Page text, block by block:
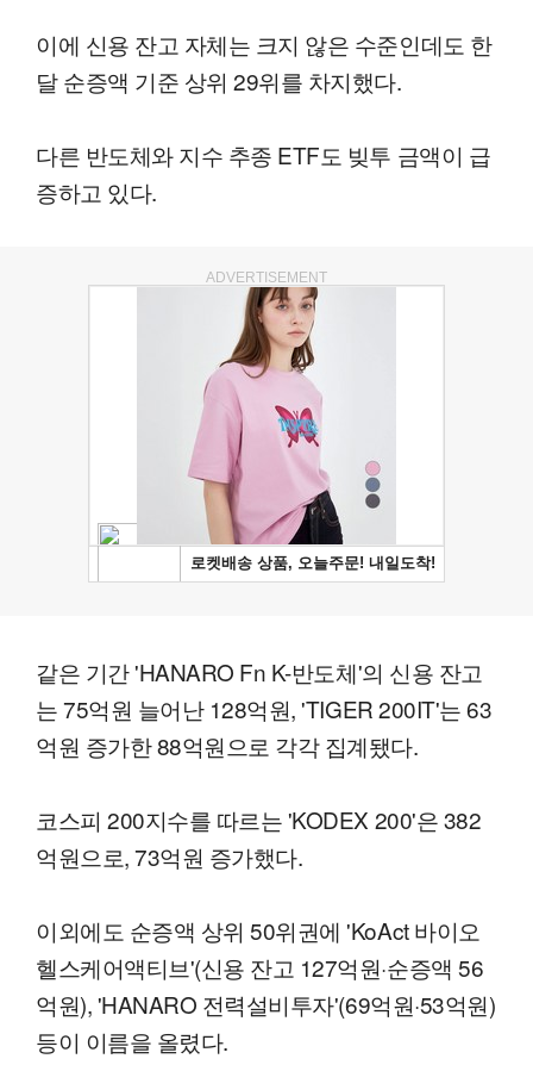
이에 신용 잔고 자체는 크지 않은 수준인데도 한
달 순증액 기준 상위 29위를 차지했다.
다른 반도체와 지수 추종 ETF도 빚투 금액이 급
증하고 있다.
ADVERTISEMENT
같은 기간 'HANARO Fn K-반도체'의 신용 잔고
는 75억원 늘어난 128억원, 'TIGER 200IT'는 63
억원 증가한 88억원으로 각각 집계됐다.
코스피 200지수를 따르는 'KODEX 200'은 382
억원으로, 73억원 증가했다.
이외에도 순증액 상위 50위권에 'KoAct 바이오
헬스케어액티브'(신용 잔고 127억원·순증액 56
억원), 'HANARO 전력설비투자'(69억원·53억원)
등이 이름을 올렸다.